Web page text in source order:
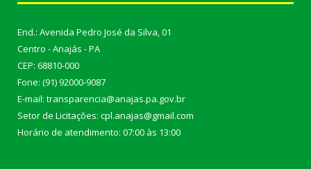
End.: Avenida Pedro José da Silva, 01
Centro - Anajás - PA
CEP: 68810-000
Fone: (91) 92000-9087
E-mail: transparencia@anajas.pa.gov.br
Setor de Licitações: cpl.anajas@gmail.com
Horário de atendimento: 07:00 às 13:00